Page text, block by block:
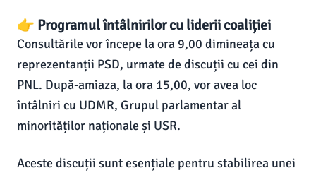
👉 Programul întâlnirilor cu liderii coaliției
Consultările vor începe la ora 9,00 dimineața cu
reprezentanții PSD, urmate de discuții cu cei din
PNL. După-amiaza, la ora 15,00, vor avea loc
întâlniri cu UDMR, Grupul parlamentar al
minorităților naționale și USR.
Aceste discuții sunt esențiale pentru stabilirea unei